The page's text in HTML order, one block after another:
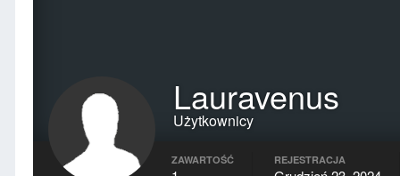
Lauravenus
Użytkownicy
ZAWARTOŚĆ REJESTRACJA